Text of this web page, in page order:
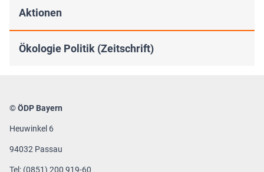
Aktionen
Ökologie Politik (Zeitschrift)
© ÖDP Bayern
Heuwinkel 6
94032 Passau
Tel: (0851) 200 919-60